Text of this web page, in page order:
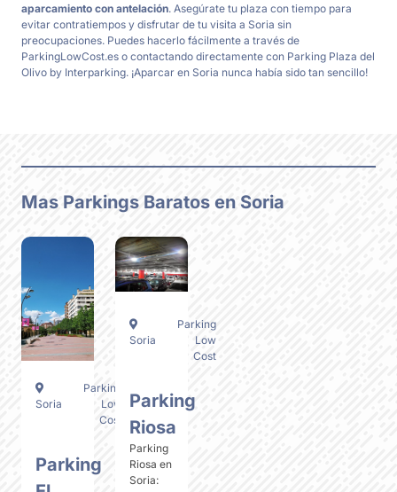
aparcamiento con antelación. Asegúrate tu plaza con tiempo para
evitar contratiempos y disfrutar de tu visita a Soria sin
preocupaciones. Puedes hacerlo fácilmente a través de
ParkingLowCost.es o contactando directamente con Parking Plaza del
Olivo by Interparking. ¡Aparcar en Soria nunca había sido tan sencillo!
Mas Parkings Baratos en Soria
Soria
Parking
Low
Cost
Parking
Soria
Parking
Low
Cost
Parking
Riosa
Parking
Riosa en
Soria: